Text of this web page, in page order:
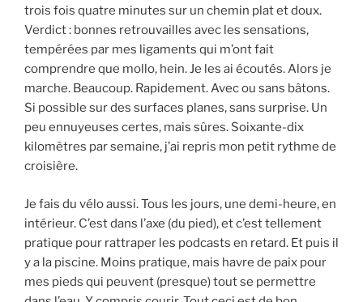
trois fois quatre minutes sur un chemin plat et doux.
Verdict : bonnes retrouvailles avec les sensations,
tempérées par mes ligaments qui m’ont fait
comprendre que mollo, hein. Je les ai écoutés. Alors je
marche. Beaucoup. Rapidement. Avec ou sans bâtons.
Si possible sur des surfaces planes, sans surprise. Un
peu ennuyeuses certes, mais sûres. Soixante-dix
kilomètres par semaine, j’ai repris mon petit rythme de
croisière.
Je fais du vélo aussi. Tous les jours, une demi-heure, en
intérieur. C’est dans l’axe (du pied), et c’est tellement
pratique pour rattraper les podcasts en retard. Et puis il
y a la piscine. Moins pratique, mais havre de paix pour
mes pieds qui peuvent (presque) tout se permettre